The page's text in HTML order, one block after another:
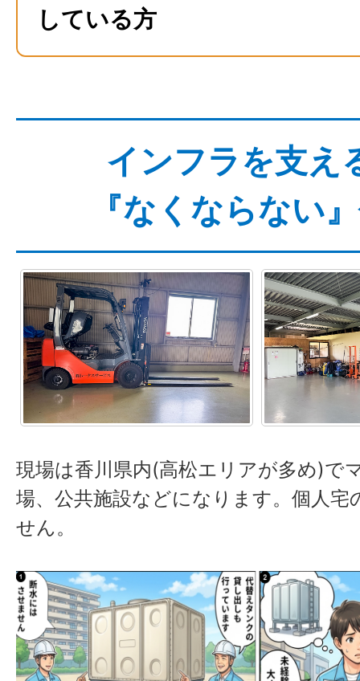
している方
インフラを支え
『なくならない
現場は香川県内(高松エリアが多め)で
場、公共施設などになります。個人宅
せん。